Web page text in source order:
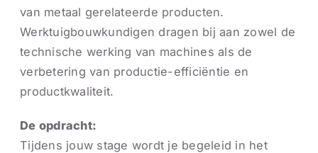
van metaal gerelateerde producten.
Werktuigbouwkundigen dragen bij aan zowel de
technische werking van machines als de
verbetering van productie-efficiëntie en
productkwaliteit.
De opdracht:
Tijdens jouw stage wordt je begeleid in het